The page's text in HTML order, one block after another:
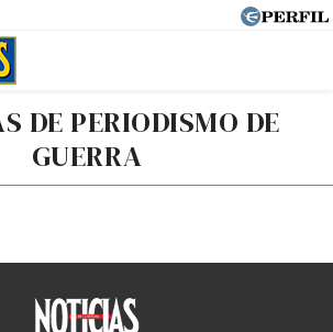
DE PERIODISMO DE
GUERRA